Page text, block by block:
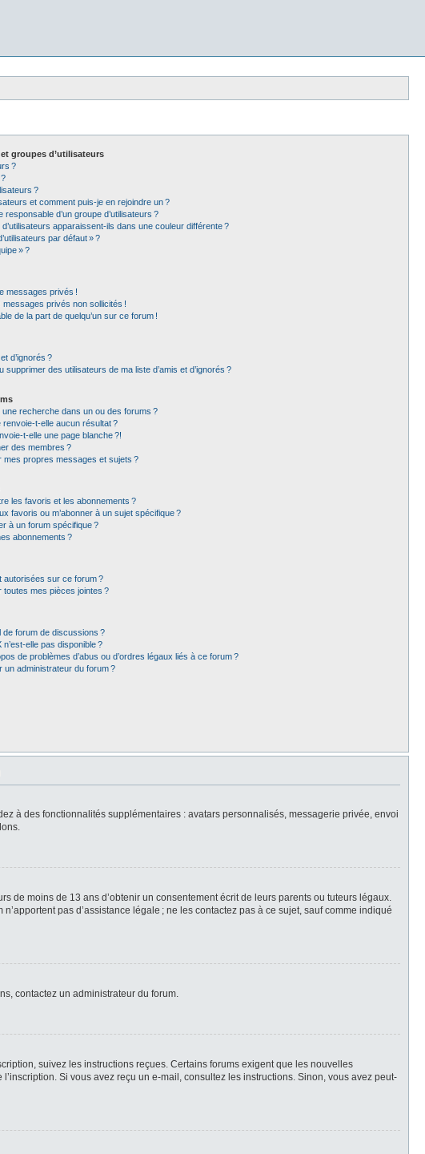
groupes d’utilisateurs
?
?
et comment puis-je en rejoindre un ?
d’un groupe d’utilisateurs ?
apparaissent-ils dans une couleur différente ?
par défaut » ?
» ?
messages privés !
privés non sollicités !
de la part de quelqu’un sur ce forum !
d’ignorés ?
supprimer des utilisateurs de ma liste d’amis et d’ignorés ?
recherche dans un ou des forums ?
t-elle aucun résultat ?
t-elle une page blanche ?!
des membres ?
mes propres messages et sujets ?
les favoris et les abonnements ?
favoris ou m’abonner à un sujet spécifique ?
à un forum spécifique ?
abonnements ?
autorisées sur ce forum ?
mes pièces jointes ?
de forum de discussions ?
elle pas disponible ?
de problèmes d’abus ou d’ordres légaux liés à ce forum ?
un administrateur du forum ?
à des fonctionnalités supplémentaires : avatars personnalisés, messagerie privée, envoi
de moins de 13 ans d’obtenir un consentement écrit de leurs parents ou tuteurs légaux.
pas d’assistance légale ; ne les contactez pas à ce sujet, sauf comme indiqué
contactez un administrateur du forum.
suivez les instructions reçues. Certains forums exigent que les nouvelles
Si vous avez reçu un e-mail, consultez les instructions. Sinon, vous avez peut-